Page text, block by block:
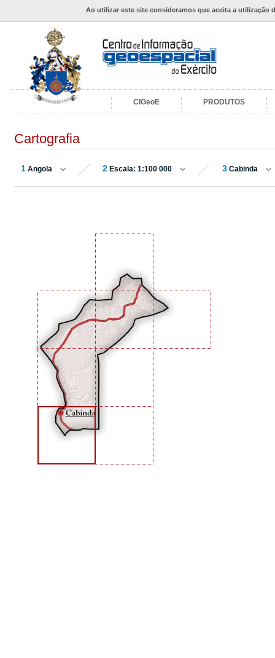
Ao utilizar este site consideramos que aceita a utilização
CIGeoE PRODUTOS
Cartografia
1 Angola 2 Escala: 1:100 000 3 Cabinda